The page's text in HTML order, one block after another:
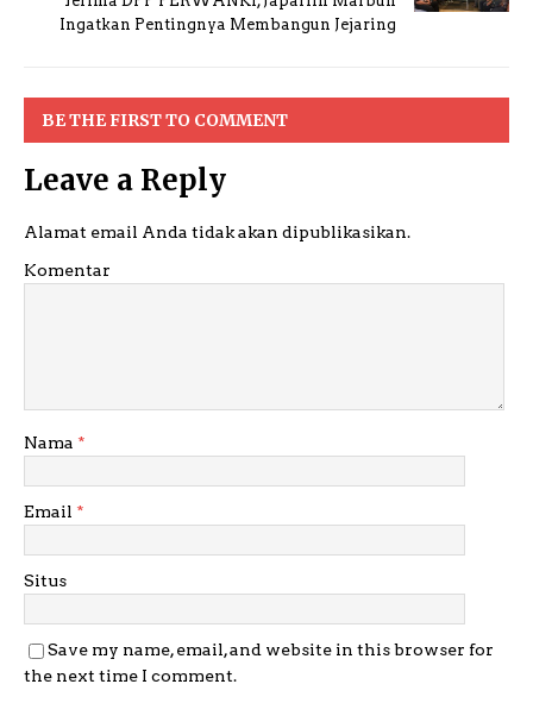
Ingatkan Pentingnya Membangun Jejaring
BE THE FIRST TO COMMENT
Leave a Reply
Alamat email Anda tidak akan dipublikasikan.
Komentar
Nama *
Email *
Situs
Save my name, email, and website in this browser for
the next time I comment.